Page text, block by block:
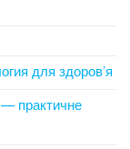
для здоров’я
практичне